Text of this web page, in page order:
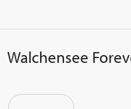
Walchensee